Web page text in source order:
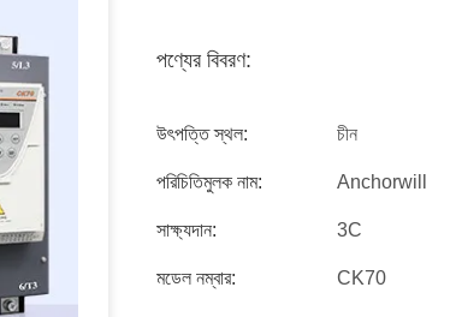
পণ্যের বিবরণ:
উৎপত্তি স্থল: চীন
পরিচিতিমুলক নাম: Anchorwill
সাক্ষ্যদান: 3C
মডেল নম্বার: CK70